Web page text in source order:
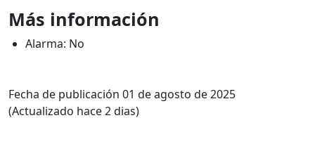
Más información
Alarma: No
Fecha de publicación 01 de agosto de 2025
(Actualizado hace 2 dias)